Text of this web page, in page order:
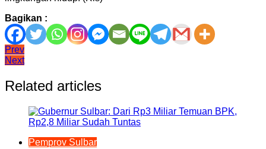
Bagikan :
Navigasi
pos
Prev
Next
Related articles
Pemprov Sulbar